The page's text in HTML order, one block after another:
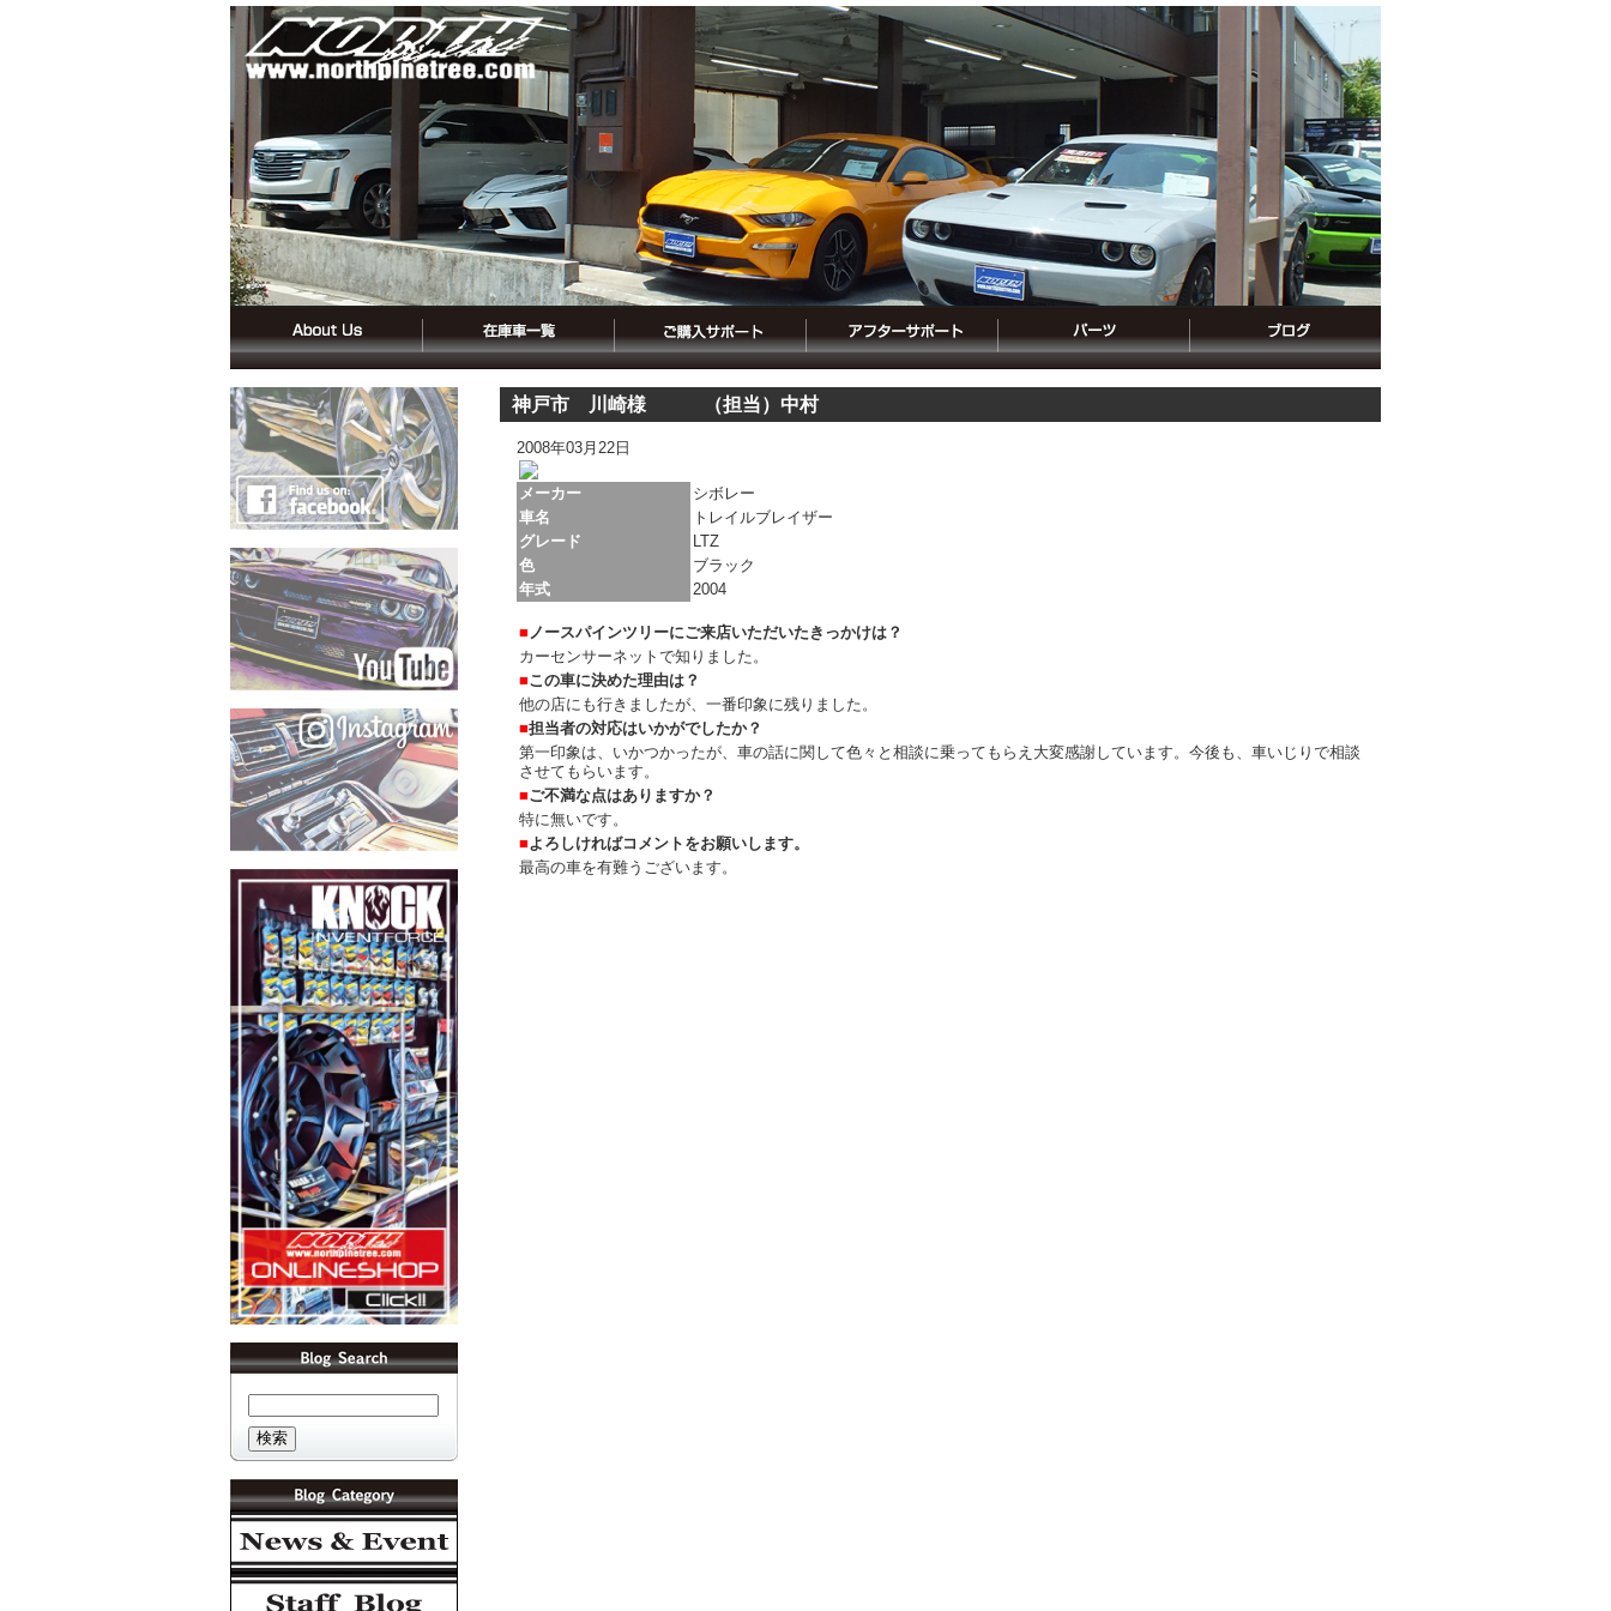
神戸市 川崎様 （担当）中村
2008年03月22日
メーカー
シボレー
車名
トレイルブレイザー
グレード
LTZ
色
ブラック
年式
2004
■ ノースパインツリーにご来店いただいたきっかけは？
カーセンサーネットで知りました。
■この車に決めた理由は？
他の店にも行きましたが、一番印象に残りました。
■担当者の対応はいかがでしたか？
第一印象は、いかつかったが、車の話に関して色々と相談に乗ってもらえ大変感謝しています。今後も、車いじりで相談
させてもらいます。
■ご不満な点はありますか？
特に無いです。
■よろしければコメントをお願いします。
最高の車を有難うございます。